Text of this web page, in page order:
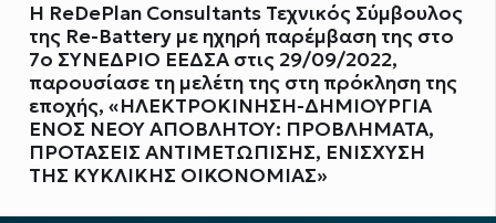
Η ReDePlan Consultants Τεχνικός Σύμβουλος
της Re-Battery με ηχηρή παρέμβαση της στο
7ο ΣΥΝΕΔΡΙΟ ΕΕΔΣΑ στις 29/09/2022,
παρουσίασε τη μελέτη της στη πρόκληση της
εποχής, «ΗΛΕΚΤΡΟΚΙΝΗΣΗ-ΔΗΜΙΟΥΡΓΙΑ
ΕΝΟΣ ΝΕΟΥ ΑΠΟΒΛΗΤΟΥ: ΠΡΟΒΛΗΜΑΤΑ,
ΠΡΟΤΑΣΕΙΣ ΑΝΤΙΜΕΤΩΠΙΣΗΣ, ΕΝΙΣΧΥΣΗ
ΤΗΣ ΚΥΚΛΙΚΗΣ ΟΙΚΟΝΟΜΙΑΣ»